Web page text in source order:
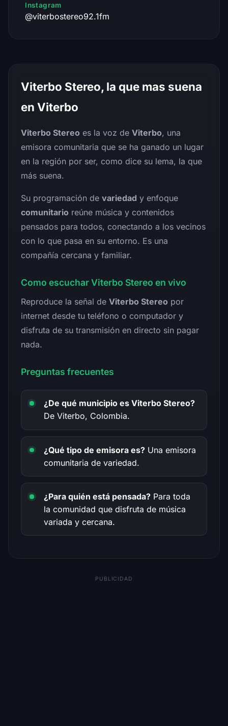
Instagram
@viterbostereo92.1fm
Viterbo Stereo, la que mas suena
en Viterbo
Viterbo Stereo es la voz de Viterbo, una
emisora comunitaria que se ha ganado un lugar
en la región por ser, como dice su lema, la que
más suena.
Su programación de variedad y enfoque
comunitario reúne música y contenidos
pensados para todos, conectando a los vecinos
con lo que pasa en su entorno. Es una
compañía cercana y familiar.
Como escuchar Viterbo Stereo en vivo
Reproduce la señal de Viterbo Stereo por
internet desde tu teléfono o computador y
disfruta de su transmisión en directo sin pagar
nada.
Preguntas frecuentes
¿De qué municipio es Viterbo Stereo?
De Viterbo, Colombia.
¿Qué tipo de emisora es? Una emisora
comunitaria de variedad.
¿Para quién está pensada? Para toda
la comunidad que disfruta de música
variada y cercana.
PUBLICIDAD